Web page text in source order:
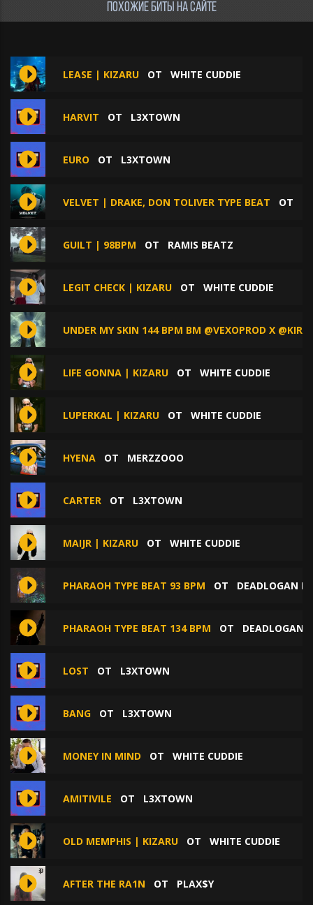
ПОХОЖИЕ БИТЫ НА САЙТЕ
LEASE | KIZARU ОТ WHITE CUDDIE
HARVIT ОТ L3XTOWN
EURO ОТ L3XTOWN
VELVET | DRAKE, DON TOLIVER TYPE BEAT ОТ
GUILT | 98BPM ОТ RAMIS BEATZ
LEGIT CHECK | KIZARU ОТ WHITE CUDDIE
UNDER MY SKIN 144 BPM BM @VEXOPROD X
LIFE GONNA | KIZARU ОТ WHITE CUDDIE
LUPERKAL | KIZARU ОТ WHITE CUDDIE
HYENA ОТ MERZZOOO
CARTER ОТ L3XTOWN
MAIJR | KIZARU ОТ WHITE CUDDIE
PHARAOH TYPE BEAT 93 BPM ОТ DEADLOGAN
PHARAOH TYPE BEAT 134 BPM ОТ DEADLOGAN
LOST ОТ L3XTOWN
BANG ОТ L3XTOWN
MONEY IN MIND ОТ WHITE CUDDIE
AMITIVILE ОТ L3XTOWN
OLD MEMPHIS | KIZARU ОТ WHITE CUDDIE
AFTER THE RA1N ОТ PLAX$Y